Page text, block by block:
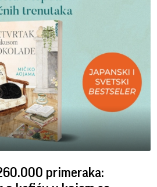
primeraka: